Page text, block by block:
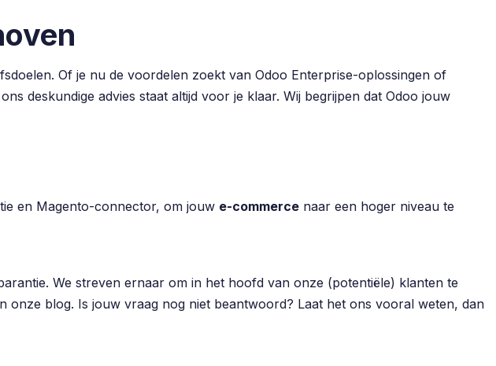
Of je nu de voordelen zoekt van Odoo Enterprise-oplossingen of
deskundige advies staat altijd voor je klaar. Wij begrijpen dat Odoo jouw
en Magento-connector, om jouw e-commerce naar een hoger niveau te
We streven ernaar om in het hoofd van onze (potentiële) klanten te
blog. Is jouw vraag nog niet beantwoord? Laat het ons vooral weten, dan